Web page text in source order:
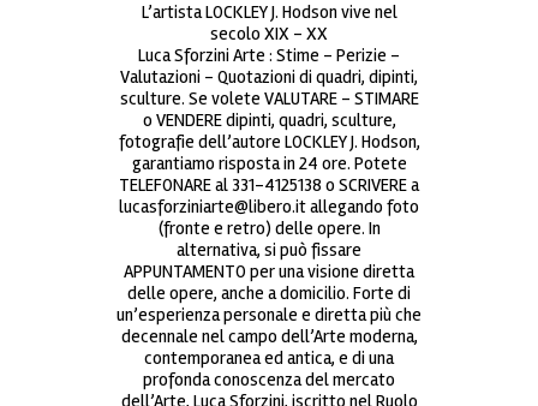
L’artista LOCKLEY J. Hodson vive nel
secolo XIX – XX
Luca Sforzini Arte : Stime – Perizie –
Valutazioni – Quotazioni di quadri, dipinti,
sculture. Se volete VALUTARE – STIMARE
o VENDERE dipinti, quadri, sculture,
fotografie dell’autore LOCKLEY J. Hodson,
garantiamo risposta in 24 ore. Potete
TELEFONARE al 331-4125138 o SCRIVERE a
lucasforziniarte@libero.it allegando foto
(fronte e retro) delle opere. In
alternativa, si può fissare
APPUNTAMENTO per una visione diretta
delle opere, anche a domicilio. Forte di
un’esperienza personale e diretta più che
decennale nel campo dell’Arte moderna,
contemporanea ed antica, e di una
profonda conoscenza del mercato
dell’Arte, Luca Sforzini, iscritto nel Ruolo